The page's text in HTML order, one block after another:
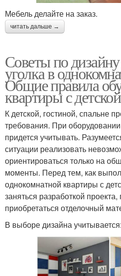
Мебель делайте на заказ.
читать дальше →
Советы по дизайну
уголка в
Общие правила
квартиры с детской
К детской, гостиной, спальне
требования. При
придется учитывать.
ситуации реализовать
ориентироваться только на
моменты. Перед тем, как
однокомнатной квартиры с
заняться разработкой
приобретаться отделочный
В выборе дизайна учитывается: